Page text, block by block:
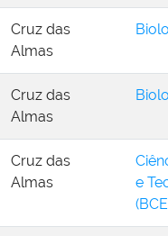
Cruz das
Almas
Cruz das
Almas
Cruz das
Almas
e